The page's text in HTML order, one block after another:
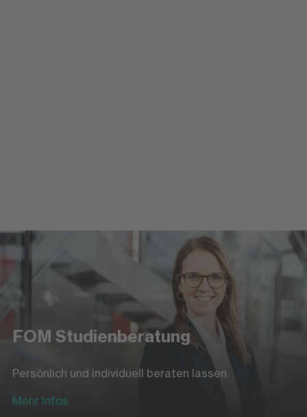
Anmeldung zum Studium
Einfach und schnell online anmelden
Zur Online-Anmeldung
FOM Studienberatung
Persönlich und individuell beraten lassen
Mehr Infos